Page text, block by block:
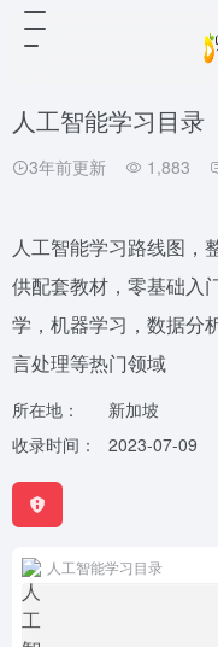
人工智能学习目录
3年前更新 1,883
人工智能学习路线图，
供配套教材，零基础入
学，机器学习，数据分
言处理等热门领域
所在地：
新加坡
收录时间：
2023-07-09
人工智能学习目录